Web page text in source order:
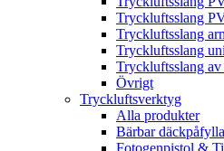
Tryckluftsslang
Tryckluftsslang
Tryckluftsslang
Tryckluftsslang
Övrigt
Tryckluftsverktyg
Alla produkter
Bärbar
Fotogenpistol &